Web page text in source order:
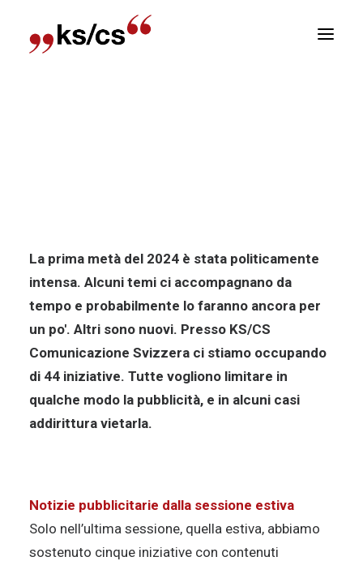
La prima metà del 2024 è stata politicamente
intensa. Alcuni temi ci accompagnano da
tempo e probabilmente lo faranno ancora per
un po'. Altri sono nuovi. Presso KS/CS
Comunicazione Svizzera ci stiamo occupando
di 44 iniziative. Tutte vogliono limitare in
qualche modo la pubblicità, e in alcuni casi
addirittura vietarla.
Notizie pubblicitarie dalla sessione estiva
Solo nell’ultima sessione, quella estiva, abbiamo
sostenuto cinque iniziative con contenuti